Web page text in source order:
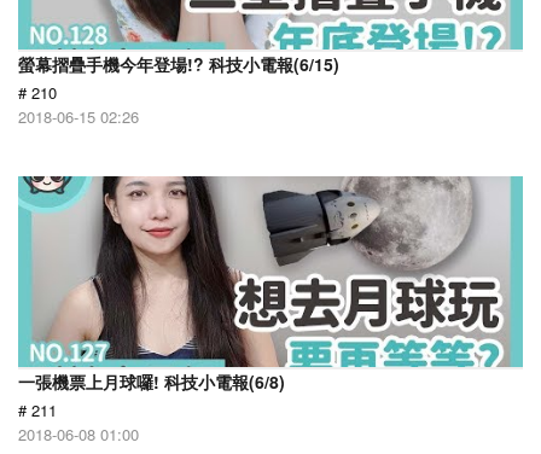
螢幕摺疊手機今年登場!? 科技小電報(6/15)
# 210
2018-06-15 02:26
一張機票上月球囉! 科技小電報(6/8)
# 211
2018-06-08 01:00